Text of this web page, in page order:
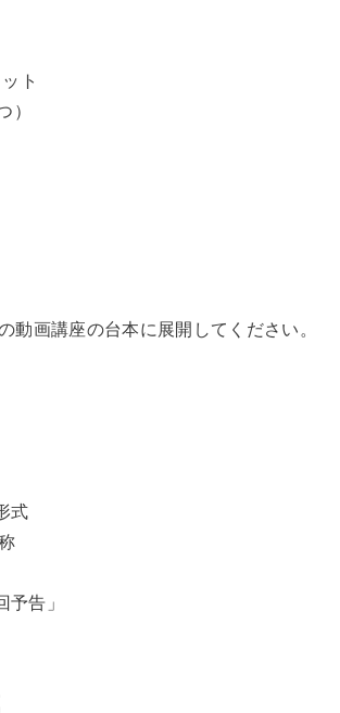
ト
画講座の台本に展開してください。
式
告」